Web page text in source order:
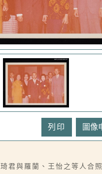
列印
琦君與羅蘭、王怡之等人合照